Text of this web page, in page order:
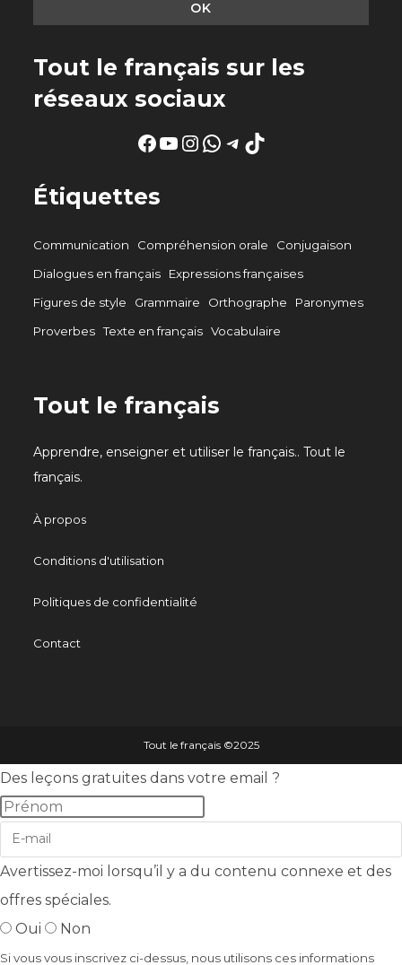
Tout le français sur les
réseaux sociaux
Facebook
YouTube
Instagram
WhatsApp
Telegram
TikTok
Étiquettes
Communication Compréhension orale
Conjugaison
Dialogues en français
Expressions françaises
Figures de style
Grammaire Orthographe
Paronymes
Proverbes Texte en français Vocabulaire
Tout le français
Apprendre, enseigner et utiliser le français.. Tout le
français.
À propos
Conditions d'utilisation
Politiques de confidentialité
Contact
Tout le français ©️2025
Des leçons gratuites dans votre email ?
Avertissez-moi lorsqu’il y a du contenu connexe et des
offres spéciales.
Oui
Non
Si vous vous inscrivez ci-dessus, nous utilisons ces informations